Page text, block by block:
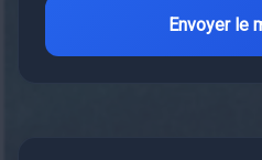
Envoyer le